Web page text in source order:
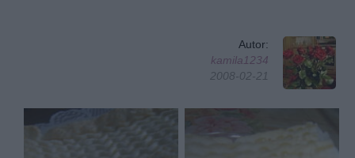
Autor:
kamila1234
2008-02-21